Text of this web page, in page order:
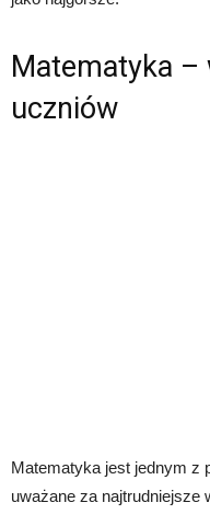
Matematyka –
uczniów
Matematyka jest jednym z
uważane za najtrudniejsze